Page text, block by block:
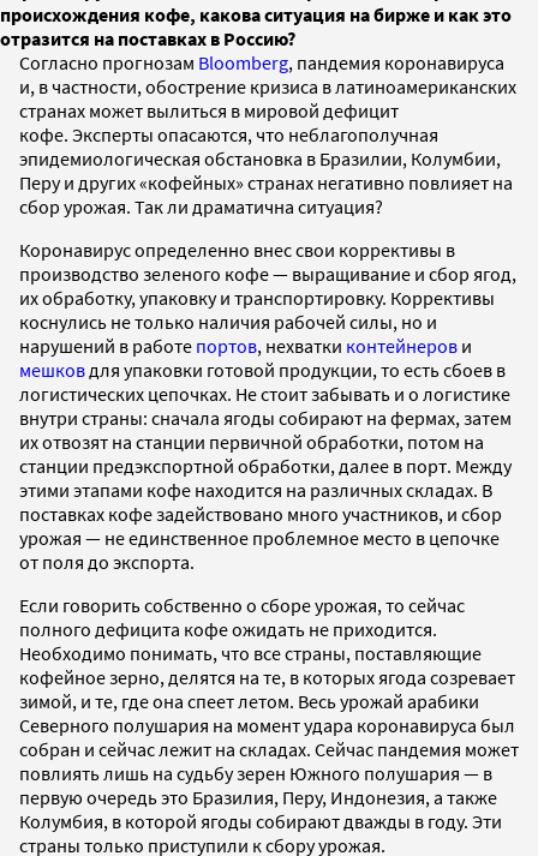
происхождения кофе, какова ситуация на бирже и как это
отразится на поставках в Россию?
Согласно прогнозам Bloomberg, пандемия коронавируса
и, в частности, обострение кризиса в латиноамериканских
странах может вылиться в мировой дефицит
кофе. Эксперты опасаются, что неблагополучная
эпидемиологическая обстановка в Бразилии, Колумбии,
Перу и других «кофейных» странах негативно повлияет на
сбор урожая. Так ли драматична ситуация?
Коронавирус определенно внес свои коррективы в
производство зеленого кофе — выращивание и сбор ягод,
их обработку, упаковку и транспортировку. Коррективы
коснулись не только наличия рабочей силы, но и
нарушений в работе портов, нехватки контейнеров и
мешков для упаковки готовой продукции, то есть сбоев в
логистических цепочках. Не стоит забывать и о логистике
внутри страны: сначала ягоды собирают на фермах, затем
их отвозят на станции первичной обработки, потом на
станции предэкспортной обработки, далее в порт. Между
этими этапами кофе находится на различных складах. В
поставках кофе задействовано много участников, и сбор
урожая — не единственное проблемное место в цепочке
от поля до экспорта.
Если говорить собственно о сборе урожая, то сейчас
полного дефицита кофе ожидать не приходится.
Необходимо понимать, что все страны, поставляющие
кофейное зерно, делятся на те, в которых ягода созревает
зимой, и те, где она спеет летом. Весь урожай арабики
Северного полушария на момент удара коронавируса был
собран и сейчас лежит на складах. Сейчас пандемия может
повлиять лишь на судьбу зерен Южного полушария — в
первую очередь это Бразилия, Перу, Индонезия, а также
Колумбия, в которой ягоды собирают дважды в году. Эти
страны только приступили к сбору урожая.